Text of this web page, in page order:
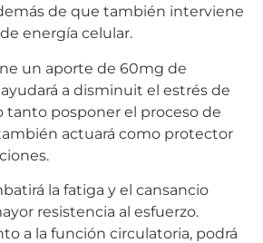
de que también interviene
energía celular.
un aporte de 60mg de
a disminuit el estrés de
tanto posponer el proceso de
actuará como protector
la fatiga y el cansancio
resistencia al esfuerzo.
a la función circulatoria, podrá